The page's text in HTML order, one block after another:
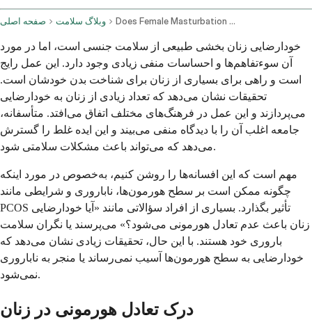
صفحه اصلی وبلاگ سلامت Does Female Masturbation Cause Hormonal Imbalance
خودارضایی زنان بخشی طبیعی از سلامت جنسی است، اما در مورد
آن سوءتفاهم‌ها و احساسات منفی زیادی وجود دارد. این عمل رایج
است و راهی برای بسیاری از زنان برای شناخت بدن خودشان است.
تحقیقات نشان می‌دهد که تعداد زیادی از زنان به خودارضایی
می‌پردازند و این عمل در فرهنگ‌های مختلف اتفاق می‌افتد. متأسفانه،
جامعه اغلب آن را با دیدگاه منفی می‌بیند و این ایده غلط را گسترش
می‌دهد که می‌تواند باعث مشکلات سلامتی شود.
مهم است که این افسانه‌ها را روشن کنیم، به‌خصوص در مورد اینکه
چگونه ممکن است بر سطح هورمون‌ها، ناباروری و شرایطی مانند
PCOS تأثیر بگذارد. بسیاری از افراد سؤالاتی مانند «آیا خودارضایی
زنان باعث عدم تعادل هورمونی می‌شود؟» می‌پرسند یا نگران سلامت
باروری خود هستند. با این حال، تحقیقات زیادی نشان می‌دهد که
خودارضایی به سطح هورمون‌ها آسیب نمی‌رساند یا منجر به ناباروری
نمی‌شود.
درک تعادل هورمونی در زنان